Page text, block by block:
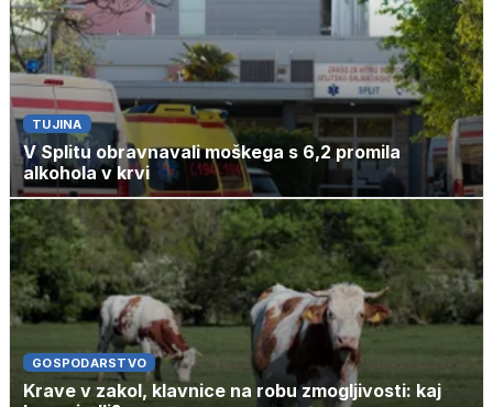
TUJINA
V Splitu obravnavali moškega s 6,2 promila
alkohola v krvi
GOSPODARSTVO
Krave v zakol, klavnice na robu zmogljivosti: kaj